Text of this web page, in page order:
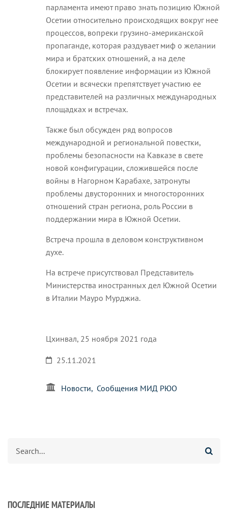
парламента имеют право знать позицию Южной
Осетии относительно происходящих вокруг нее
процессов, вопреки грузино-американской
пропаганде, которая раздувает миф о желании
мира и братских отношений, а на деле
блокирует появление информации из Южной
Осетии и всячески препятствует участию ее
представителей на различных международных
площадках и встречах.
Также был обсужден ряд вопросов
международной и региональной повестки,
проблемы безопасности на Кавказе в свете
новой конфигурации, сложившейся после
войны в Нагорном Карабахе, затронуты
проблемы двусторонних и многосторонних
отношений стран региона, роль России в
поддержании мира в Южной Осетии.
Встреча прошла в деловом конструктивном
духе.
На встрече присутствовал Представитель
Министерства иностранных дел Южной Осетии
в Италии Мауро Мурджиа.
Цхинвал, 25 ноября 2021 года
25.11.2021
Новости Сообщения МИД РЮО
ПОСЛЕДНИЕ МАТЕРИАЛЫ